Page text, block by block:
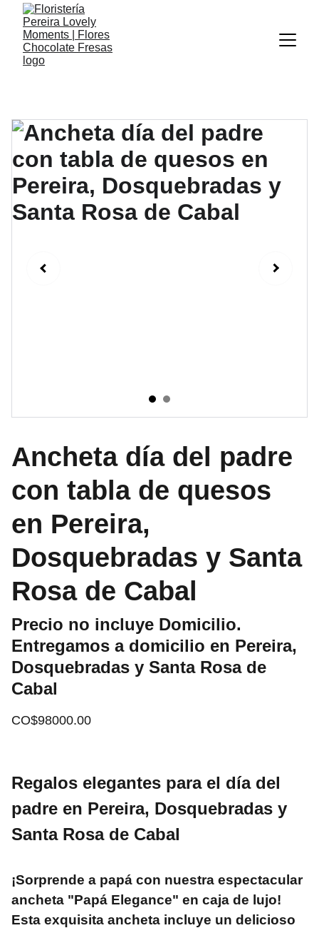
Ancheta día del padre
con tabla de quesos
en Pereira,
Dosquebradas y Santa
Rosa de Cabal
Precio no incluye Domicilio.
Entregamos a domicilio en Pereira,
Dosquebradas y Santa Rosa de
Cabal
CO$98000.00
Regalos elegantes para el día del
padre en Pereira, Dosquebradas y
Santa Rosa de Cabal
¡Sorprende a papá con nuestra espectacular
ancheta "Papá Elegance" en caja de lujo!
Esta exquisita ancheta incluye un delicioso